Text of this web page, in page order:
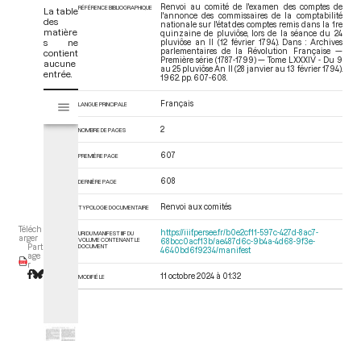
Téléch
arger
Part
age
r
La table
des
matière
s ne
contient
aucune
entrée.
s
d
Tome LXXXIV - Du 9 au 25 pluviôse An II (28 janvier au 13 février 1794)
RÉFÉRENCE BIBLIOGRAPHIQUE
Renvoi au comité de l'examen des comptes de
l'annonce des commissaires de la comptabilité
nationale sur l'état des comptes remis dans la 1re
quinzaine de pluviôse, lors de la séance du 24
pluviôse an II (12 février 1794). Dans : Archives
parlementaires de la Révolution Française —
Première série (1787-1799) — Tome LXXXIV - Du 9
au 25 pluviôse An II (28 janvier au 13 février 1794).
1962. pp. 607-608.
LANGUE PRINCIPALE Français
NOMBRE DE PAGES 2
PREMIÈRE PAGE 607
DERNIÈRE PAGE 608
TYPOLOGIE DOCUMENTAIRE Renvoi aux comités
URI DU MANIFEST IIIF DU
VOLUME CONTENANT LE
DOCUMENT
https://iiif.persee.fr/b0e2cf11-597c-427d-8ac7-
68bcc0acf13b/ae487d6c-9b4a-4d68-9f3e-
4640bd6f9234/manifest
MODIFIÉ LE 11 octobre 2024 à 01:32